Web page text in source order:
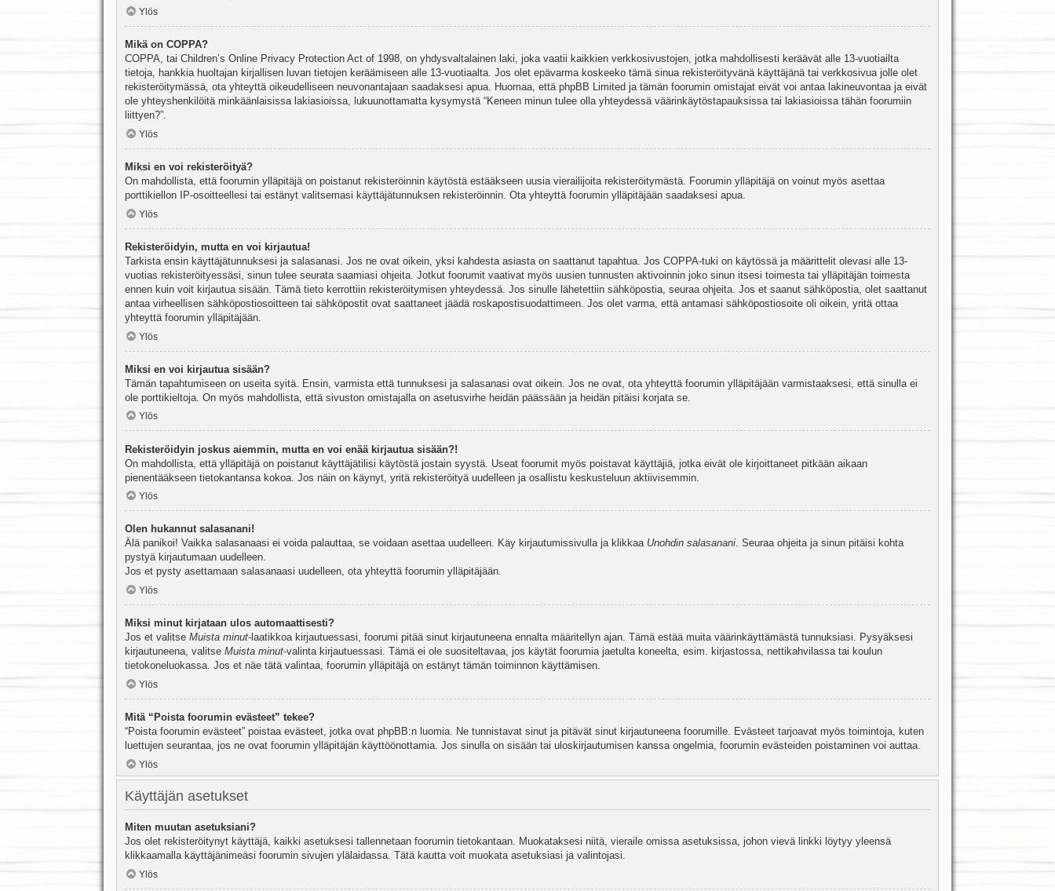
Ylös
Mikä on COPPA?
COPPA, tai Children’s Online Privacy Protection Act of 1998, on yhdysvaltalainen laki, joka vaatii kaikkien verkkosivustojen, jotka mahdollisesti keräävät alle 13-vuotiailta
tietoja, hankkia huoltajan kirjallisen luvan tietojen keräämiseen alle 13-vuotiaalta. Jos olet epävarma koskeeko tämä sinua rekisteröityvänä käyttäjänä tai verkkosivua jolle olet
rekisteröitymässä, ota yhteyttä oikeudelliseen neuvonantajaan saadaksesi apua. Huomaa, että phpBB Limited ja tämän foorumin omistajat eivät voi antaa lakineuvontaa ja eivät
ole yhteyshenkilöitä minkäänlaisissa lakiasioissa, lukuunottamatta kysymystä “Keneen minun tulee olla yhteydessä väärinkäytöstapauksissa tai lakiasioissa tähän foorumiin
liittyen?”.
Ylös
Miksi en voi rekisteröityä?
On mahdollista, että foorumin ylläpitäjä on poistanut rekisteröinnin käytöstä estääkseen uusia vierailijoita rekisteröitymästä. Foorumin ylläpitäjä on voinut myös asettaa
porttikiellon IP-osoitteellesi tai estänyt valitsemasi käyttäjätunnuksen rekisteröinnin. Ota yhteyttä foorumin ylläpitäjään saadaksesi apua.
Ylös
Rekisteröidyin, mutta en voi kirjautua!
Tarkista ensin käyttäjätunnuksesi ja salasanasi. Jos ne ovat oikein, yksi kahdesta asiasta on saattanut tapahtua. Jos COPPA-tuki on käytössä ja määrittelit olevasi alle 13-
vuotias rekisteröityessäsi, sinun tulee seurata saamiasi ohjeita. Jotkut foorumit vaativat myös uusien tunnusten aktivoinnin joko sinun itsesi toimesta tai ylläpitäjän toimesta
ennen kuin voit kirjautua sisään. Tämä tieto kerrottiin rekisteröitymisen yhteydessä. Jos sinulle lähetettiin sähköpostia, seuraa ohjeita. Jos et saanut sähköpostia, olet saattanut
antaa virheellisen sähköpostiosoitteen tai sähköpostit ovat saattaneet jäädä roskapostisuodattimeen. Jos olet varma, että antamasi sähköpostiosoite oli oikein, yritä ottaa
yhteyttä foorumin ylläpitäjään.
Ylös
Miksi en voi kirjautua sisään?
Tämän tapahtumiseen on useita syitä. Ensin, varmista että tunnuksesi ja salasanasi ovat oikein. Jos ne ovat, ota yhteyttä foorumin ylläpitäjään varmistaaksesi, että sinulla ei
ole porttikieltoja. On myös mahdollista, että sivuston omistajalla on asetusvirhe heidän päässään ja heidän pitäisi korjata se.
Ylös
Rekisteröidyin joskus aiemmin, mutta en voi enää kirjautua sisään?!
On mahdollista, että ylläpitäjä on poistanut käyttäjätilisi käytöstä jostain syystä. Useat foorumit myös poistavat käyttäjiä, jotka eivät ole kirjoittaneet pitkään aikaan
pienentääkseen tietokantansa kokoa. Jos näin on käynyt, yritä rekisteröityä uudelleen ja osallistu keskusteluun aktiivisemmin.
Ylös
Olen hukannut salasanani!
Älä panikoi! Vaikka salasanaasi ei voida palauttaa, se voidaan asettaa uudelleen. Käy kirjautumissivulla ja klikkaa Unohdin salasanani. Seuraa ohjeita ja sinun pitäisi kohta
pystyä kirjautumaan uudelleen.
Jos et pysty asettamaan salasanaasi uudelleen, ota yhteyttä foorumin ylläpitäjään.
Ylös
Miksi minut kirjataan ulos automaattisesti?
Jos et valitse Muista minut-laatikkoa kirjautuessasi, foorumi pitää sinut kirjautuneena ennalta määritellyn ajan. Tämä estää muita väärinkäyttämästä tunnuksiasi. Pysyäksesi
kirjautuneena, valitse Muista minut-valinta kirjautuessasi. Tämä ei ole suositeltavaa, jos käytät foorumia jaetulta koneelta, esim. kirjastossa, nettikahvilassa tai koulun
tietokoneluokassa. Jos et näe tätä valintaa, foorumin ylläpitäjä on estänyt tämän toiminnon käyttämisen.
Ylös
Mitä “Poista foorumin evästeet” tekee?
“Poista foorumin evästeet” poistaa evästeet, jotka ovat phpBB:n luomia. Ne tunnistavat sinut ja pitävät sinut kirjautuneena foorumille. Evästeet tarjoavat myös toimintoja, kuten
luettujen seurantaa, jos ne ovat foorumin ylläpitäjän käyttöönottamia. Jos sinulla on sisään tai uloskirjautumisen kanssa ongelmia, foorumin evästeiden poistaminen voi auttaa.
Ylös
Käyttäjän asetukset
Miten muutan asetuksiani?
Jos olet rekisteröitynyt käyttäjä, kaikki asetuksesi tallennetaan foorumin tietokantaan. Muokataksesi niitä, vieraile omissa asetuksissa, johon vievä linkki löytyy yleensä
klikkaamalla käyttäjänimeäsi foorumin sivujen ylälaidassa. Tätä kautta voit muokata asetuksiasi ja valintojasi.
Ylös